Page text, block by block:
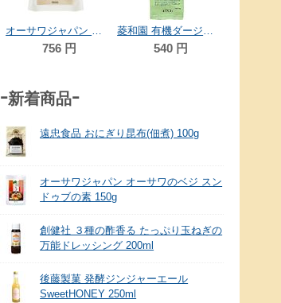
オーサワジャパン オーサワの宮崎産有機紅茶(ティーバッグ) 60g(3g×20包)
756 円
菱和園 有機ダージリン紅茶 リーフティー 70g
540 円
-新着商品-
遠忠食品 おにぎり昆布(佃煮) 100g
オーサワジャパン オーサワのベジ スン
ドゥブの素 150g
創健社 ３種の酢香る たっぷり玉ねぎの
万能ドレッシング 200ml
後藤製菓 発酵ジンジャーエール
SweetHONEY 250ml